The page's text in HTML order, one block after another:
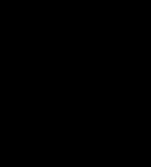
ALEXANDRE BÓVEDA
PARTITURAS»
ALEXANDRE BÓVEDA